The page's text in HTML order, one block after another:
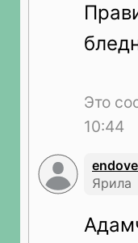
Это
10:44
Ярила